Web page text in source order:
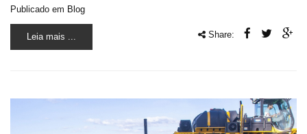
Publicado em Blog
Leia mais ... Share: